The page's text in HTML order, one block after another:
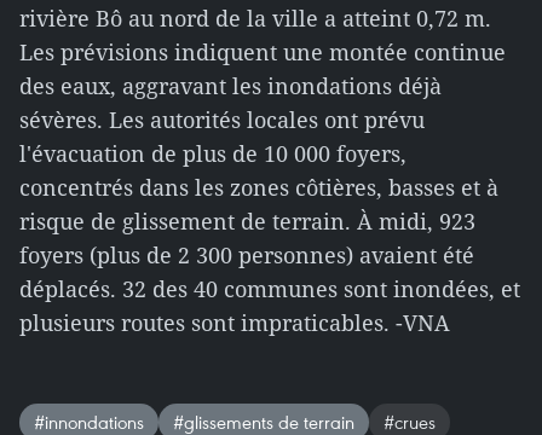
rivière Bô au nord de la ville a atteint 0,72 m.
Les prévisions indiquent une montée continue
des eaux, aggravant les inondations déjà
sévères. Les autorités locales ont prévu
l'évacuation de plus de 10 000 foyers,
concentrés dans les zones côtières, basses et à
risque de glissement de terrain. À midi, 923
foyers (plus de 2 300 personnes) avaient été
déplacés. 32 des 40 communes sont inondées, et
plusieurs routes sont impraticables. -VNA
#innondations #glissements de terrain
#crues